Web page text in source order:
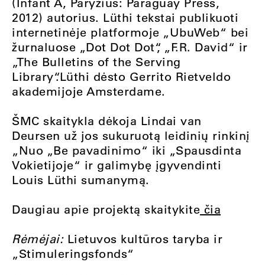
2012) autorius. Lüthi tekstai publikuoti
internetinėje platformoje „UbuWeb“ bei
žurnaluose „Dot Dot Dot“, „F.R. David“ ir
„The Bulletins of the Serving
Library“.Lüthi dėsto Gerrito Rietveldo
akademijoje Amsterdame.
ŠMC skaitykla dėkoja Lindai van
Deursen už jos sukuruotą leidinių rinkinį
„Nuo „Be pavadinimo“ iki „Spausdinta
Vokietijoje“ ir galimybę įgyvendinti
Louis Lüthi sumanymą.
Daugiau apie projektą skaitykite čia
Rėmėjai:Lietuvos kultūros taryba ir
„Stimuleringsfonds“